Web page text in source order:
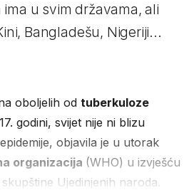
u svim državama, ali
Bangladešu, Nigeriji...
oboljelih odtuberkuloze
godini, svijet nije ni blizu
objavila je u utorak
organizacija (WHO) u izvješću
Ujedinjenih naroda.